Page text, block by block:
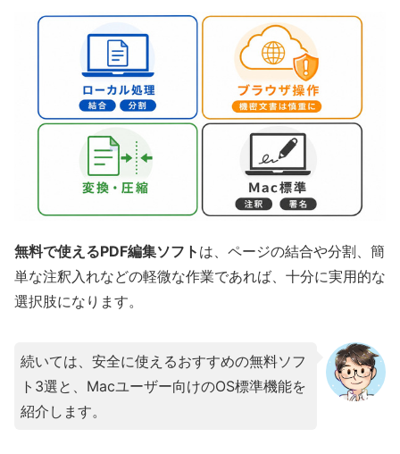
ジャストシステムが提供するJUST PDFは、日本語
文字の処理とソフトウェアそのものの安全性に絶対
的な要件が求められる国内のビジネス現場に適合し
た国産ソフトウェアとして知られています。
日本語ワープロのパイオニアならではの高度なテキ
ストレンダリングにより、編集時における
ォントの文字崩れが極めて少ないため、他社ソフト
に比べて安心感があります。自社開発の日本語対応
ト化できるのが強みです。
ただし、直接編集や高精度OCR、セキュリティに欠
されています。導入コストを検討する際は、機能制
限をしっかり把握して購入してください。
海外製ソフトのサポート体制に不安があり、電話に
無料で使えるPDF編集ソフト は、ページの結合や分割、簡
単な注釈入れなどの軽微な作業であれば、十分に実用的な
選択肢になります。
続いては、安全に使えるおすすめの無料ソフ
ト3選と、Macユーザー向けのOS標準機能を
紹介します。